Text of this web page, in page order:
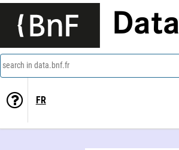
Data
search in data.bnf.fr
FR